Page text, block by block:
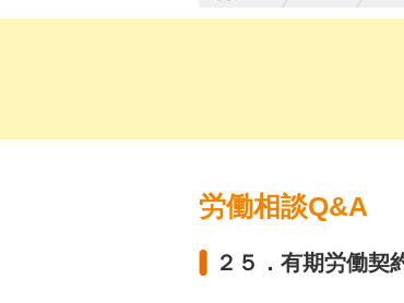
労働相談Q&A
２５．有期労働契